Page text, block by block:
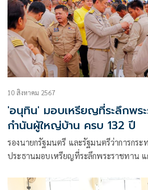
10 สิงหาคม 2567
'อนุทิน' มอบเหรียญที่ระลึกพร
กำนันผู้ใหญ่บ้าน ครบ 132 ปี
รองนายกรัฐมนตรี และรัฐมนตรีว่าการกระ
ประธานมอบเหรียญที่ระลึกพระราชทาน แก่ กำนัน ผู้ใหญ่บ้
ความเป็นสิริมงคล และเป็นขวัญกำลังใจ